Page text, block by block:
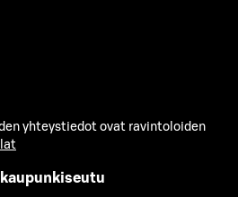
yhteystiedot ovat ravintoloiden